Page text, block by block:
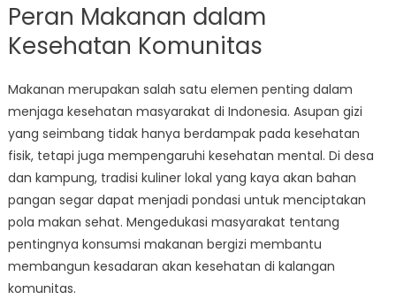
Peran Makanan dalam
Kesehatan Komunitas
Makanan merupakan salah satu elemen penting dalam
menjaga kesehatan masyarakat di Indonesia. Asupan gizi
yang seimbang tidak hanya berdampak pada kesehatan
fisik, tetapi juga mempengaruhi kesehatan mental. Di desa
dan kampung, tradisi kuliner lokal yang kaya akan bahan
pangan segar dapat menjadi pondasi untuk menciptakan
pola makan sehat. Mengedukasi masyarakat tentang
pentingnya konsumsi makanan bergizi membantu
membangun kesadaran akan kesehatan di kalangan
komunitas.